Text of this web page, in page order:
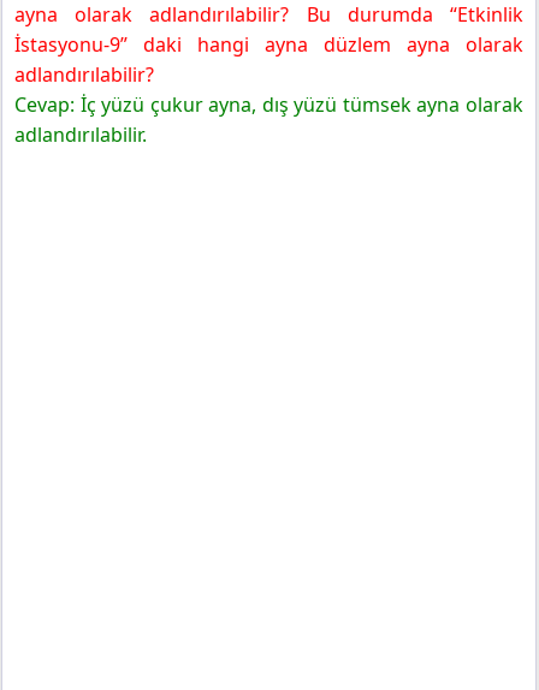
ayna olarak adlandırılabilir? Bu durumda “Etkinlik
İstasyonu-9” daki hangi ayna düzlem ayna olarak
adlandırılabilir?
Cevap: İç yüzü çukur ayna, dış yüzü tümsek ayna olarak
adlandırılabilir.